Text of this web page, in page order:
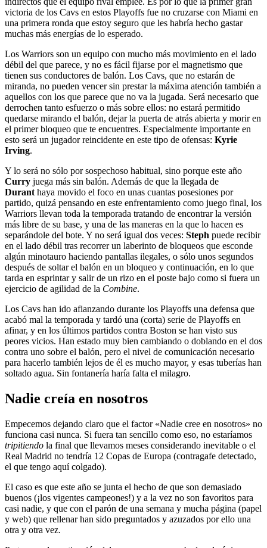
victoria de los Cavs en estos Playoffs fue no cruzarse con Miami en
una primera ronda que estoy seguro que les habría hecho gastar
muchas más energías de lo esperado.
Los Warriors son un equipo con mucho más movimiento en el lado
débil del que parece, y no es fácil fijarse por el magnetismo que
tienen sus conductores de balón. Los Cavs, que no estarán de
miranda, no pueden vencer sin prestar la máxima atención también a
aquellos con los que parece que no va la jugada. Será necesario que
derrochen tanto esfuerzo o más sobre ellos: no estará permitido
quedarse mirando el balón, dejar la puerta de atrás abierta y morir en
el primer bloqueo que te encuentres. Especialmente importante en
esto será un jugador reincidente en este tipo de ofensas: Kyrie
Irving.
Y lo será no sólo por sospechoso habitual, sino porque este año
Curry juega más sin balón. Además de que la llegada de
Durant haya movido el foco en unas cuantas posesiones por
partido, quizá pensando en este enfrentamiento como juego final, los
Warriors llevan toda la temporada tratando de encontrar la versión
más libre de su base, y una de las maneras en la que lo hacen es
separándole del bote. Y no será igual dos veces: Steph puede recibir
en el lado débil tras recorrer un laberinto de bloqueos que esconde
algún minotauro haciendo pantallas ilegales, o sólo unos segundos
después de soltar el balón en un bloqueo y continuación, en lo que
tarda en esprintar y salir de un rizo en el poste bajo como si fuera un
ejercicio de agilidad de la Combine.
Los Cavs han ido afianzando durante los Playoffs una defensa que
acabó mal la temporada y tardó una (corta) serie de Playoffs en
afinar, y en los últimos partidos contra Boston se han visto sus
peores vicios. Han estado muy bien cambiando o doblando en el dos
contra uno sobre el balón, pero el nivel de comunicación necesario
para hacerlo también lejos de él es mucho mayor, y esas tuberías han
soltado agua. Sin fontanería haría falta el milagro.
Nadie creía en nosotros
Empecemos dejando claro que el factor «Nadie cree en nosotros» no
funciona casi nunca. Si fuera tan sencillo como eso, no estaríamos
tripitiendo la final que llevamos meses considerando inevitable o el
Real Madrid no tendría 12 Copas de Europa (contragafe detectado,
el que tengo aquí colgado).
El caso es que este año se junta el hecho de que son demasiado
buenos (¡los vigentes campeones!) y a la vez no son favoritos para
casi nadie, y que con el parón de una semana y mucha página (papel
y web) que rellenar han sido preguntados y azuzados por ello una
otra y otra vez.